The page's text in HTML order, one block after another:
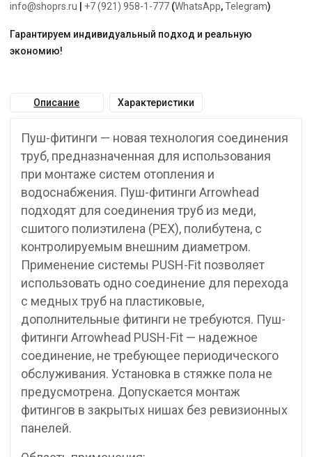
info@shoprs.ru +7 (921) 958-1-777 (WhatsApp,Telegram)
Гарантируем индивидуальный подход и реальную
экономию!
Описание Характеристики
Пуш-фитинги — новая технология соединения
труб, предназначенная для использования
при монтаже систем отопления и
водоснабжения. Пуш-фитинги Arrowhead
подходят для соединения труб из меди,
сшитого полиэтилена (РЕХ), полибутена, с
контролируемым внешним диаметром.
Применение системы PUSH-Fit позволяет
использовать одно соединение для перехода
с медных труб на пластиковые,
дополнительные фитинги не требуются. Пуш-
фитинги Arrowhead PUSH-Fit — надежное
соединение, не требующее периодического
обслуживания. Установка в стяжке пола не
предусмотрена. Допускается монтаж
фитингов в закрытых нишах без ревизионных
панелей.